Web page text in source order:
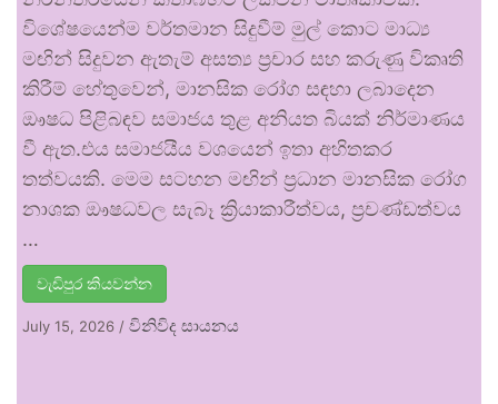
විශේෂයෙන්ම වර්තමාන සිදුවීම් මුල් කොට මාධ්‍ය
මඟින් සිදුවන ඇතැම් අසත්‍ය ප්‍රචාර සහ කරුණු විකෘති
කිරීම් හේතුවෙන්, මානසික රෝග සඳහා ලබාදෙන
ඖෂධ පිළිබඳව සමාජය තුළ අනියත බියක් නිර්මාණය
වී ඇත.එය සමාජයීය වශයෙන් ඉතා අහිතකර
තත්වයකි. මෙම සටහන මඟින් ප්‍රධාන මානසික රෝග
නාශක ඖෂධවල සැබෑ ක්‍රියාකාරීත්වය, ප්‍රචණ්ඩත්වය
…
වැඩිපුර කියවන්න
July 15, 2026 / විනිවිද සායනය